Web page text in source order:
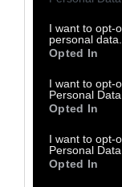
I want to opt-
personal data.
Opted In
I want to opt-
Personal Data.
Opted In
I want to opt-
Personal
Opted In
Το να λες
Ελλάδα
δικαίου για
μέτρων που
οι
δεσμευτικές.